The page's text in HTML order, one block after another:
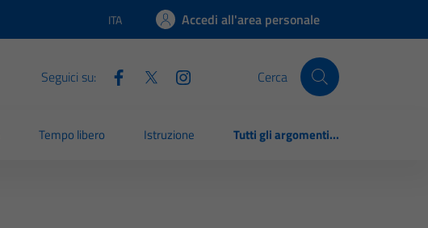
Lingua attiva:
ITA Accedi all'area personale
Seguici su: Cerca
Tempo libero Istruzione Tutti gli argomenti...